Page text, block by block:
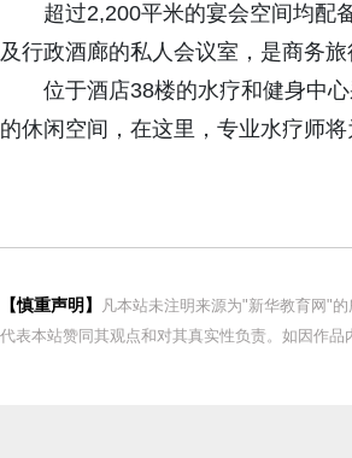
超过2,200平米的宴会空间均配
及行政酒廊的私人会议室，是商务
位于酒店38楼的水疗和健身中
的休闲空间，在这里，专业水疗师
【慎重声明】
凡本站未注明来源为"新华教育网"
代表本站赞同其观点和对其真实性负责。如因作